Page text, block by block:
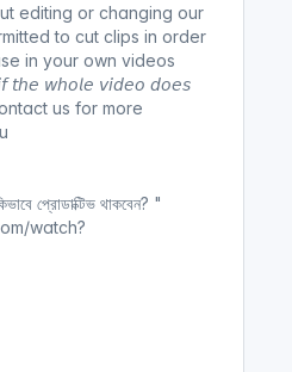
editing or changing our
to cut clips in order
in your own videos
𝘵𝘩𝘦 𝘸𝘩𝘰𝘭𝘦 𝘷𝘪𝘥𝘦𝘰 𝘥𝘰𝘦𝘴
us for more
প্রোডাক্টিভ থাকবেন? "
watch?